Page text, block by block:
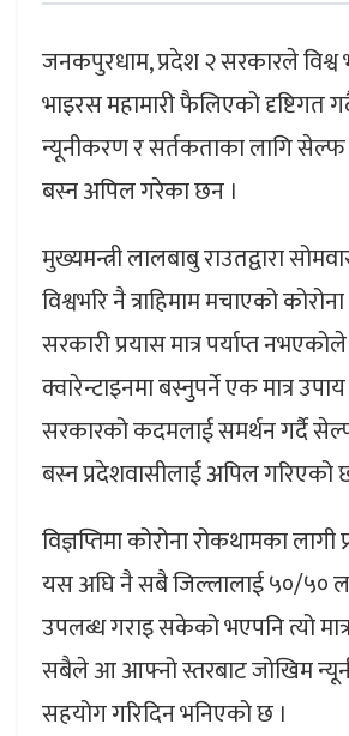
जनकपुरधाम, प्रदेश २ सरकारले विश्व
भाइरस महामारी फैलिएको दृष्टिगत
न्यूनीकरण र सर्तकताका लागि सेल्फ
बस्न अपिल गरेका छन ।
मुख्यमन्त्री लालबाबु राउतद्वारा
विश्वभरि नै त्राहिमाम मचाएको
सरकारी प्रयास मात्र पर्याप्त
क्वारेन्टाइनमा बस्नुपर्ने एक मात्र
सरकारको कदमलाई समर्थन गर्दै
बस्न प्रदेशवासीलाई अपिल गरिएको
विज्ञप्तिमा कोरोना रोकथामका
यस अघि नै सबै जिल्लालाई ५०/५०
उपलब्ध गराइ सकेको भएपनि त्यो
सबैले आ आफ्नो स्तरबाट जोखिम
सहयोग गरिदिन भनिएको छ ।